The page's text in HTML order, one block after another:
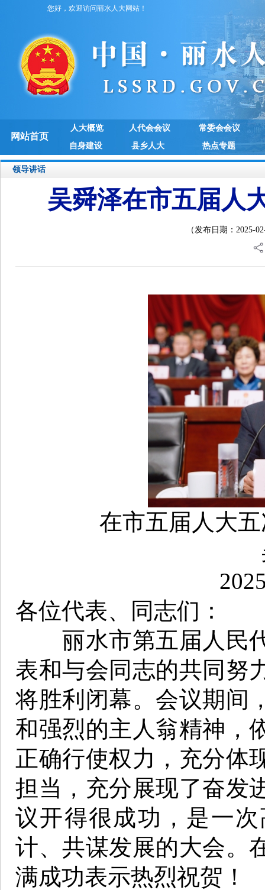
您好，欢迎访问丽水人大网站！
网站首页
人大概览 人代会会议
常委会会议
自身建设
县乡人大 热点专题
领导讲话
吴舜泽在市五届人
（发布日期：2025-
在市五届人大
各位代表、同志们：
丽水市第五届人民代
表和与会同志的共同努
将胜利闭幕。会议期间
和强烈的主人翁精神，
正确行使权力，充分体
担当，充分展现了奋发
议开得很成功，是一
计、共谋发展的大会。
满成功表示热烈祝贺！